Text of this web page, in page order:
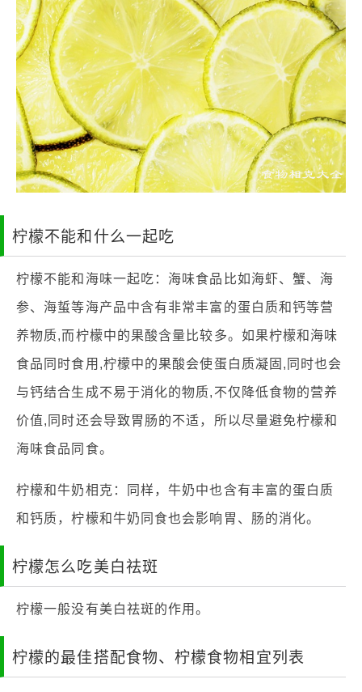
柠檬不能和什么一起吃
柠檬不能和海味一起吃：海味食品比如海虾、蟹、海
参、海蜇等海产品中含有非常丰富的蛋白质和钙等营
养物质,而柠檬中的果酸含量比较多。如果柠檬和海味
食品同时食用,柠檬中的果酸会使蛋白质凝固,同时也会
与钙结合生成不易于消化的物质,不仅降低食物的营养
价值,同时还会导致胃肠的不适，所以尽量避免柠檬和
海味食品同食。
柠檬和牛奶相克：同样，牛奶中也含有丰富的蛋白质
和钙质，柠檬和牛奶同食也会影响胃、肠的消化。
柠檬怎么吃美白祛斑
柠檬一般没有美白祛斑的作用。
柠檬的最佳搭配食物、柠檬食物相宜列表